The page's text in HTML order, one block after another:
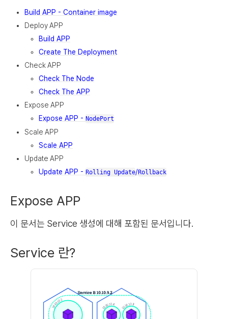
Build APP - Container image
Deploy APP
Build APP
Create The Deployment
Check APP
Check The Node
Check The APP
Expose APP
Expose APP - NodePort
Scale APP
Scale APP
Update APP
Update APP - Rolling Update/Rollback
Expose APP
이 문서는 Service 생성에 대해 포함된 문서입니다.
Service 란?